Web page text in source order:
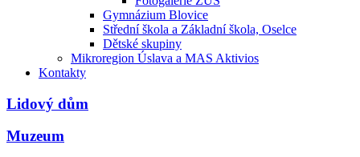
Gymnázium Blovice
Střední škola a Základní škola, Oselce
Dětské skupiny
Mikroregion Úslava a MAS Aktivios
Kontakty
Lidový dům
Muzeum